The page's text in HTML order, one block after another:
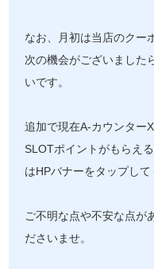
なお、月初は当店のクー
次の機会がございました
いです。
追加で現在A-カウンター
SLOTポイントがもらえ
はHPバナーをタップして
ご不明な点や不安な点が
ださいませ。